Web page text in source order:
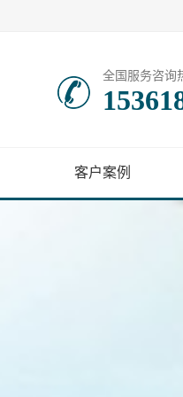
全国服务咨询
客户案例